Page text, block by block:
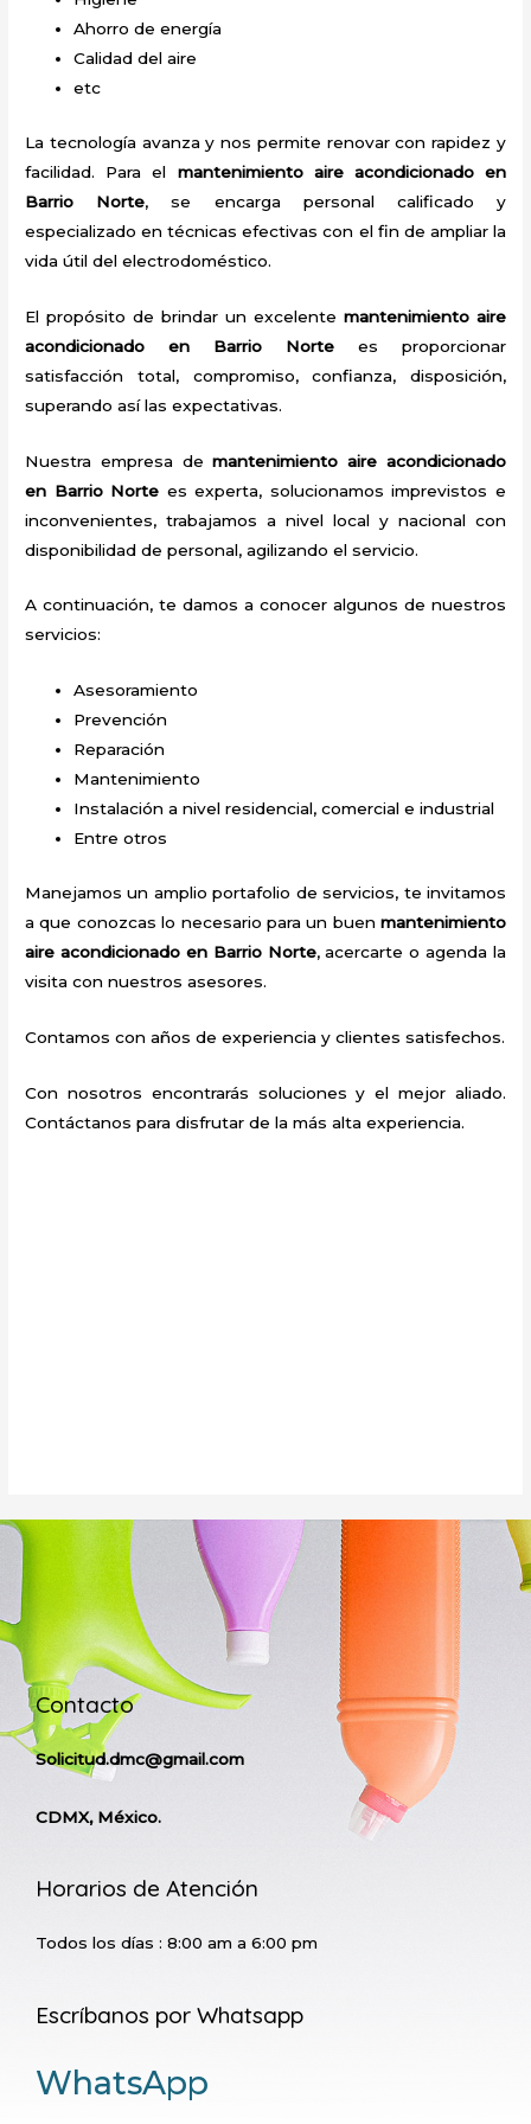
Ahorro de energía
Calidad del aire
etc
La tecnología avanza y nos permite renovar con rapidez y
facilidad. Para el mantenimiento aire acondicionado en
Barrio Norte, se encarga personal calificado y
especializado en técnicas efectivas con el fin de ampliar la
vida útil del electrodoméstico.
El propósito de brindar un excelente mantenimiento aire
acondicionado en Barrio Norte es proporcionar
satisfacción total, compromiso, confianza, disposición,
superando así las expectativas.
Nuestra empresa demantenimiento aire acondicionado
en Barrio Norte es experta, solucionamos imprevistos e
inconvenientes, trabajamos a nivel local y nacional con
disponibilidad de personal, agilizando el servicio.
A continuación, te damos a conocer algunos de nuestros
servicios:
Asesoramiento
Prevención
Reparación
Mantenimiento
Instalación a nivel residencial, comercial e industrial
Entre otros
Manejamos un amplio portafolio de servicios, te invitamos
a que conozcas lo necesario para un buen mantenimiento
aire acondicionado en Barrio Norte, acercarte o agenda la
visita con nuestros asesores.
Contamos con años de experiencia y clientes satisfechos.
Con nosotros encontrarás soluciones y el mejor aliado.
Contáctanos para disfrutar de la más alta experiencia.
Contacto
Solicitud.dmc@gmail.com
CDMX, México.
Horarios de Atención
Todos los días : 8:00 am a 6:00 pm
Escríbanos por Whatsapp
WhatsApp